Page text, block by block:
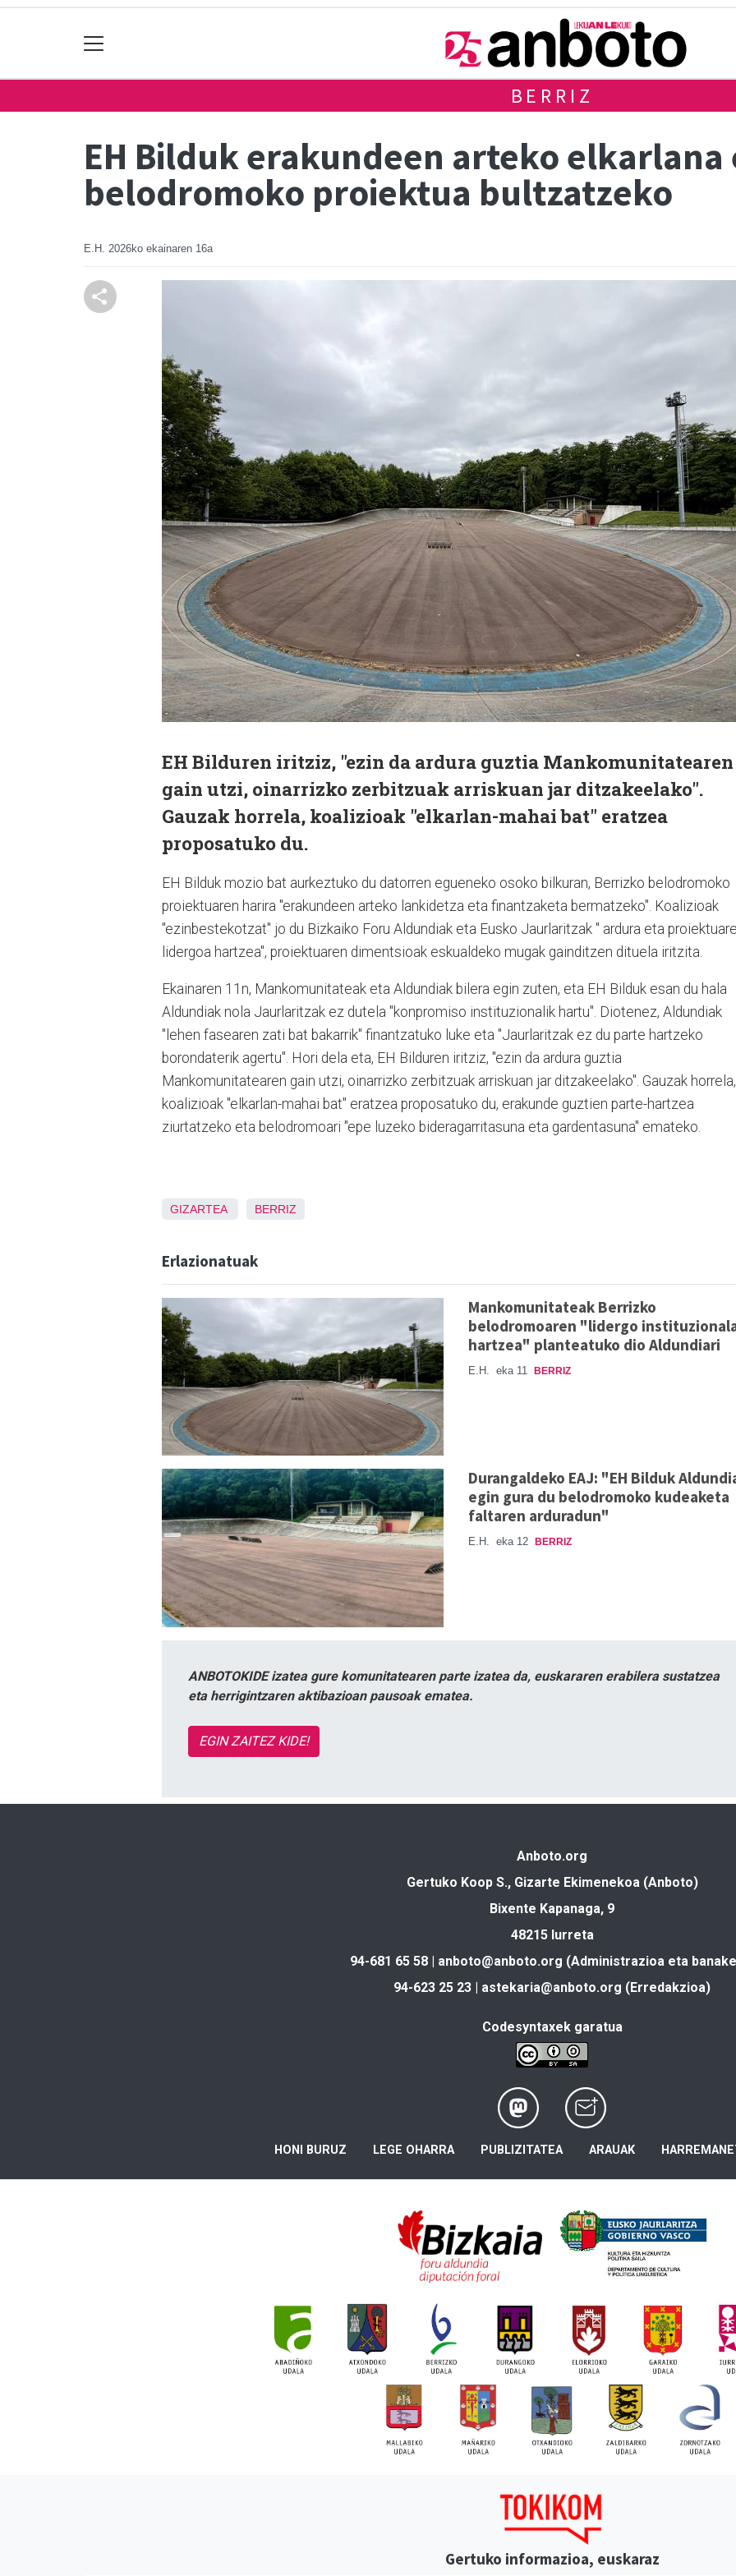
BERRIZ
EH Bilduk erakundeen arteko
belodromoko proiektua bultzatzeko
E.H. 2026ko ekainaren 16a
EH Bilduren iritziz, "ezin da ardura guztia Mankomunitatearen
gain utzi, oinarrizko zerbitzuak arriskuan jar ditzakeelako".
Gauzak horrela, koalizioak "elkarlan-mahai bat" eratzea
proposatuko du.
EH Bilduk mozio bat aurkeztuko du datorren egueneko osoko bilkuran, Berrizko belodromoko
proiektuaren harira "erakundeen arteko lankidetza eta finantzaketa bermatzeko". Koalizioak
"ezinbestekotzat" jo du Bizkaiko Foru Aldundiak eta Eusko Jaurlaritzak " ardura eta
lidergoa hartzea", proiektuaren dimentsioak eskualdeko mugak gainditzen dituela iritzita.
Ekainaren 11n, Mankomunitateak eta Aldundiak bilera egin zuten, eta EH Bilduk esan du hala
Aldundiak nola Jaurlaritzak ez dutela "konpromiso instituzionalik hartu". Diotenez, Aldundiak
"lehen fasearen zati bat bakarrik" finantzatuko luke eta "Jaurlaritzak ez du parte hartzeko
borondaterik agertu". Hori dela eta, EH Bilduren iritziz, "ezin da ardura guztia
Mankomunitatearen gain utzi, oinarrizko zerbitzuak arriskuan jar ditzakeelako". Gauzak horrela,
koalizioak "elkarlan-mahai bat" eratzea proposatuko du, erakunde guztien parte-hartzea
ziurtatzeko eta belodromoari "epe luzeko bideragarritasuna eta gardentasuna" emateko.
GIZARTEA BERRIZ
Erlazionatuak
Mankomunitateak Berrizko
belodromoaren "lidergo
hartzea" planteatuko dio Aldundiari
E.H. eka 11 BERRIZ
Durangaldeko EAJ: "EH Bilduk
egin gura du belodromoko kudeaketa
faltaren arduradun"
E.H. eka 12 BERRIZ
ANBOTOKIDE izatea gure komunitatearen parte izatea da, euskararen erabilera sustatzea
eta herrigintzaren aktibazioan pausoak ematea.
EGIN ZAITEZ KIDE!
Anboto.org
Gertuko Koop S., Gizarte Ekimenekoa (Anboto)
Bixente Kapanaga, 9
48215 Iurreta
94-681 65 58 | anboto@anboto.org (Administrazioa eta
94-623 25 23 | astekaria@anboto.org (Erredakzioa)
Codesyntaxek garatua
HONI BURUZ LEGE OHARRA PUBLIZITATEA ARAUAK
Gertuko informazioa, euskaraz